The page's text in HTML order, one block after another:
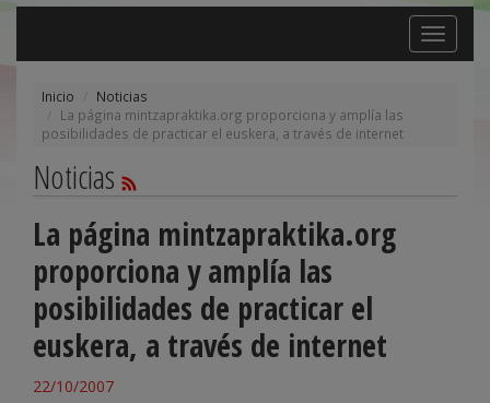
Toggle
navigation
Inicio
Noticias
La página mintzapraktika.org proporciona y amplía las
posibilidades de practicar el euskera, a través de internet
Noticias
La página mintzapraktika.org
proporciona y amplía las
posibilidades de practicar el
euskera, a través de internet
22/10/2007